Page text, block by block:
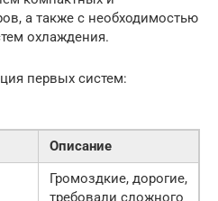
а также с необходимостью
охлаждения.
первых систем:
Описание
Громоздкие, дорогие,
требовали сложного